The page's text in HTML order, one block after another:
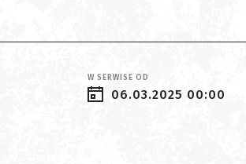
W SERWISE OD
06.03.2025 00:00